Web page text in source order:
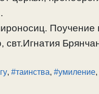
свт.Игнатия
, #таинства, #умиление,